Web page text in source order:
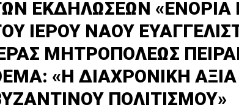
ΕΚΔΗΛΩΣΕΩΝ «ΕΝΟΡΙΑ
ΙΕΡΟΥ ΝΑΟΥ
ΜΗΤΡΟΠΟΛΕΩΣ
«Η ΔΙΑΧΡΟΝΙΚΗ
ΠΟΛΙΤΙΣΜΟΥ»